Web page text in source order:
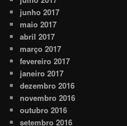
junho 2017
maio 2017
abril 2017
março 2017
fevereiro 2017
janeiro 2017
dezembro 2016
novembro 2016
outubro 2016
setembro 2016